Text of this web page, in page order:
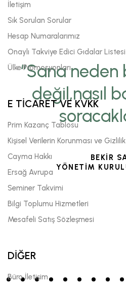
“Sana neden
değil,nasıl
BEKİR
YÖNETİM
İletişim
Sık Sorulan Sorular
Hesap Numaralarımız
Onaylı Takviye Edici Gıdalar Listesi
Ülke Promosyonları
E TİCARET VE KVKK
Prim Kazanç Tablosu
Kişisel Verilerin Korunması ve Gizlilik
Cayma Hakkı
Ersağ Avrupa
Seminer Takvimi
Bilgi Toplumu Hizmetleri
Mesafeli Satış Sözleşmesi
DİĞER
Büro İletişim